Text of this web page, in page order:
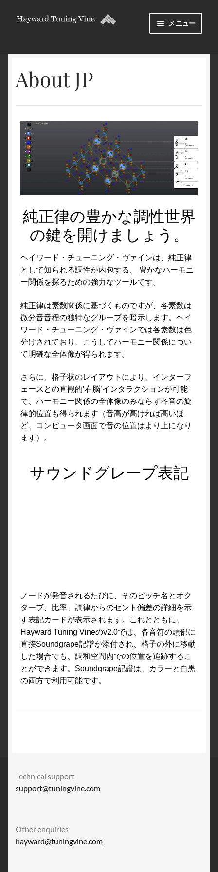
メニュー
ダウンロードとライセンス
About JP
純正律の豊かな調性世界
の鍵を開けましょう。
ヘイワード・チューニング・ヴァインは、純正律
として知られる調性が内包する、 豊かなハーモニ
ー関係を探るための強力なツールです。
純正律は素数関係に基づくものですが、各素数は
微分音音程の独特なグループを暗示します。ヘイ
ワード・チューニング・ヴァインでは各素数は色
分けされており、こうしてハーモニー関係につい
て明確な全体像が得られます。
さらに、格子状のレイアウトにより、インターフ
ェースとの直観的’右脳’インタラクションが可能
で、ハーモニー関係の全体像のみならず各音の旋
律的位置も得られます（音高が高ければ高いほ
ど、コンピュータ画面で音の位置はより上になり
ます）。
サウンドグレープ表記
ノードが発音されるたびに、そのピッチ名とオク
ターブ、比率、調律からのセント偏差の詳細を示
す表記カードが表示されます。これとともに、
Hayward Tuning Vineのv2.0では、各音符の頭部に
直接Soundgrape記譜が添付され、格子の外に移動
した場合でも、調和空間内での位置を追跡するこ
とができます。Soundgrape記譜は、カラーと白黒
の両方で利用可能です。
Technical support
support@tuningvine.com
Other enquiries
hayward@tuningvine.com